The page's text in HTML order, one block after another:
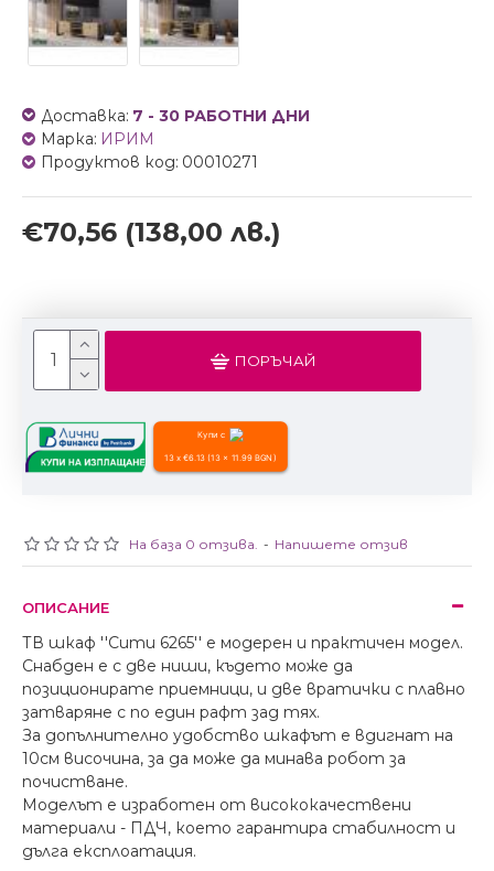
На база 0 отзива. - Напишете отзив
€70,56 (138,00 лв.)
Доставка: 7 - 30 РАБОТНИ ДНИ
Марка: ИРИМ
Продуктов код: 00010271
ПОРЪЧАЙ
Купи с
13 x €6.13 (13 x 11.99 BGN)
ОПИСАНИЕ
ТВ шкаф ''Сити 6265'' е модерен и практичен модел.
Снабден е с две ниши, където може да
позиционирате приемници, и две вратички с плавно
затваряне с по един рафт зад тях.
За допълнително удобство шкафът е вдигнат на
10см височина, за да може да минава робот за
почистване.
Моделът е изработен от висококачествени
материали - ПДЧ, което гарантира стабилност и
дълга експлоатация.